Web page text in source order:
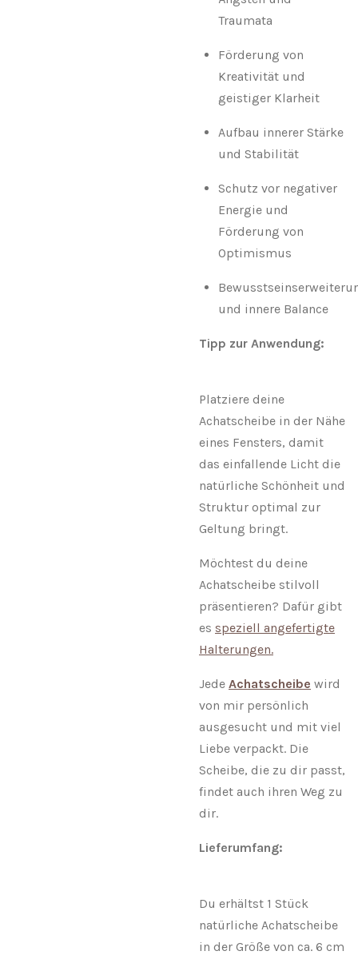
Traumata
Förderung von
Kreativität und
geistiger Klarheit
Aufbau innerer Stärke
und Stabilität
Schutz vor negativer
Energie und
Förderung von
Optimismus
und innere Balance
Tipp zur Anwendung:
Platziere deine
Achatscheibe in der Nähe
eines Fensters, damit
das einfallende Licht die
natürliche Schönheit und
Struktur optimal zur
Geltung bringt.
Möchtest du deine
Achatscheibe stilvoll
präsentieren? Dafür gibt
es speziell angefertigte
Halterungen.
Jede Achatscheibe wird
von mir persönlich
ausgesucht und mit viel
Liebe verpackt. Die
Scheibe, die zu dir passt,
findet auch ihren Weg zu
dir.
Lieferumfang:
Du erhältst 1 Stück
natürliche Achatscheibe
in der Größe von ca. 6 cm